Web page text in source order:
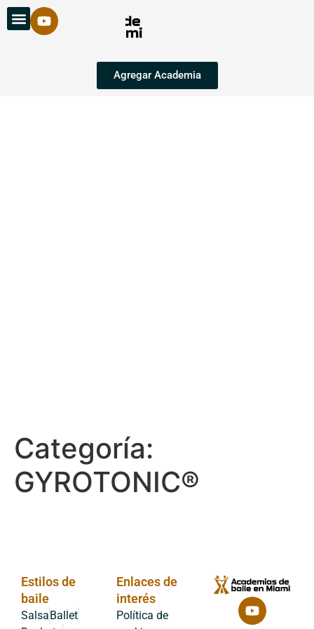
Agregar Academia
Categoría:
GYROTONIC®
Estilos de
baile
SalsaBallet
Enlaces de
interés
Política de